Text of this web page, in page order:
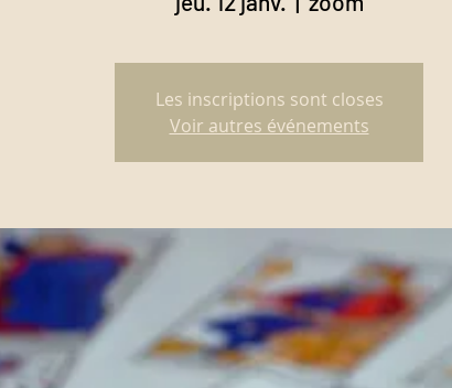
Les inscriptions sont closes
Voir autres événements